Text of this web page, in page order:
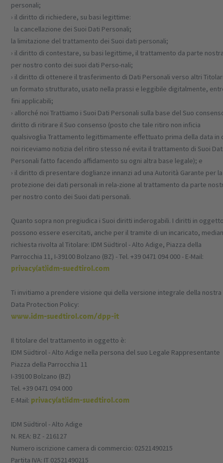
personali;
› il diritto di richiedere, su basi legittime:
la cancellazione dei Suoi Dati Personali;
la limitazione del trattamento dei Suoi dati personali;
› il diritto di contestare, su basi legittime, il trattamento da parte
per nostro conto dei suoi dati Perso-nali;
› il diritto di ottenere il trasferimento di Dati Personali verso altri
un formato strutturato, usato nella prassi e leggibile digitalmente,
fini applicabili;
› allorché noi Trattiamo i Suoi Dati Personali sulla base del Suo
diritto di ritirare il Suo consenso (posto che tale ritiro non inficia
qualsivoglia Trattamento legittimamente effettuato prima della data in
noi riceviamo notizia del ritiro stesso né evita il trattamento di Suoi
Personali fatto facendo affidamento su ogni altra base legale); e
› il diritto di presentare doglianze innanzi ad una Autorità Garante per la
protezione dei dati personali in rela-zione al trattamento da parte
per nostro conto dei Suoi dati personali.
Quanto sopra non pregiudica i Suoi diritti inderogabili. I diritti in
possono essere esercitati, anche per il tramite di un incaricato,
richiesta rivolta al Titolare: IDM Südtirol - Alto Adige, Piazza della
Parrocchia 11, I-39100 Bolzano (BZ) - Tel. +39 0471 094 000 - E-Mail:
privacy(at)idm-suedtirol.com
Ti invitiamo a prendere visione qui della versione integrale della nostra
Data Protection Policy:
www.idm-suedtirol.com/dpp-it
Il titolare del trattamento in oggetto è:
IDM Südtirol - Alto Adige nella persona del suo Legale Rappresentante
Piazza della Parrocchia 11
I-39100 Bolzano (BZ)
Tel. +39 0471 094 000
E-Mail: privacy(at)idm-suedtirol.com
IDM Südtirol - Alto Adige
N. REA: BZ - 216127
Numero iscrizione camera di commercio: 02521490215
Partita IVA: IT 02521490215